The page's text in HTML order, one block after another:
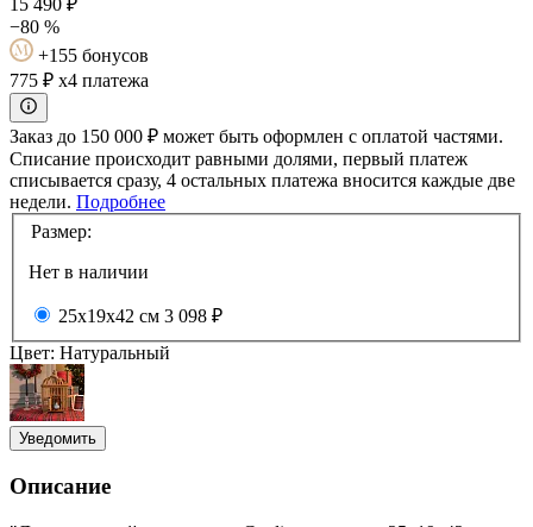
−80 %
+155 бонусов
775 ₽ x4 платежа
Заказ до 150 000 ₽ может быть оформлен с оплатой частями.
Списание происходит равными долями, первый платеж
списывается сразу, 4 остальных платежа вносится каждые две
недели. Подробнее
Размер:
Нет в наличии
25x19x42 см 3 098 ₽
Цвет: Натуральный
Уведомить
Описание